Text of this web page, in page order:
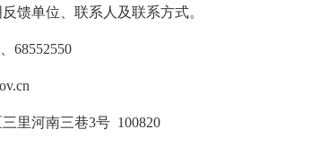
馈单位、联系人及联系方式。
68552550
河南三巷3号 100820